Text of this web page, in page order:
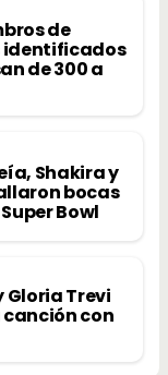
de
identificados
de 300 a
Shakira y
bocas
Bowl
Gloria Trevi
con